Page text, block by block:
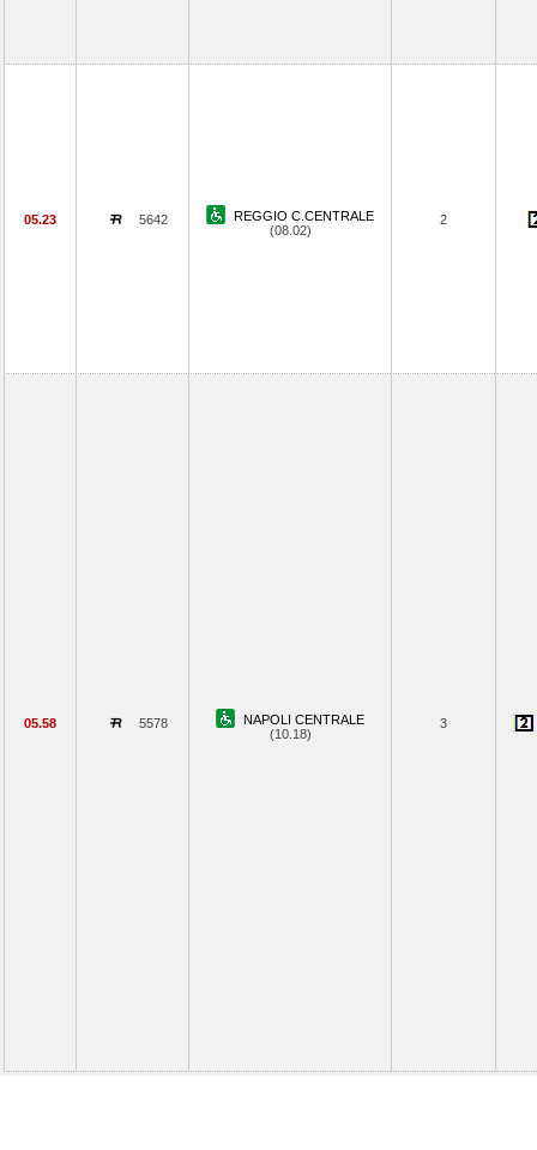
05.23 5642
REGGIO C.CENTRALE
(08.02)
2
05.58 5578
NAPOLI CENTRALE
(10.18)
3